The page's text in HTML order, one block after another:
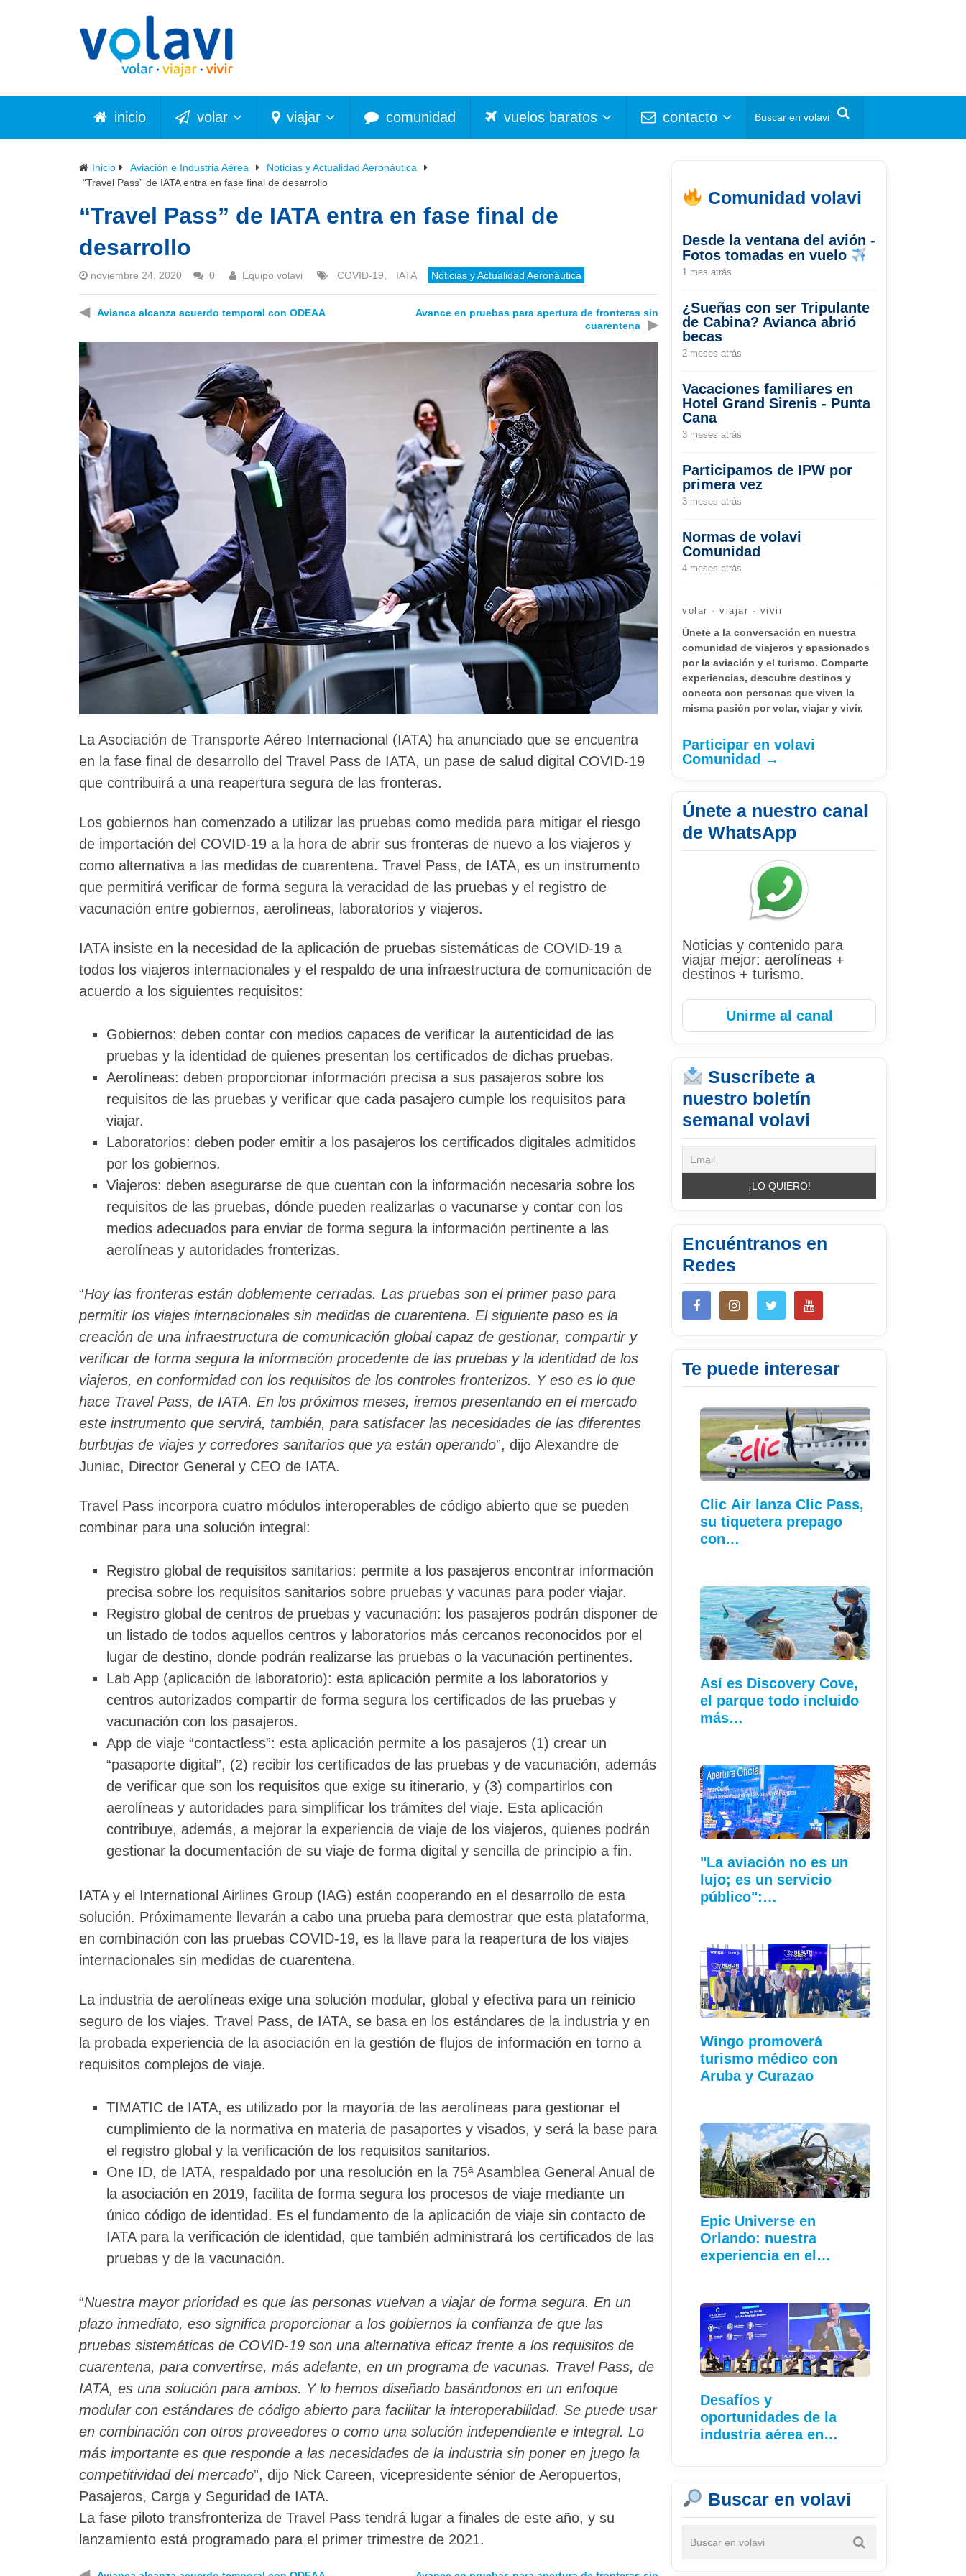
inicio volar viajar comunidad vuelos baratos contacto
Inicio Aviación e Industria Aérea
Noticias y Actualidad Aeronáutica
“Travel Pass” de IATA entra en fase final de desarrollo
“Travel Pass” de IATA entra en fase final de
desarrollo
noviembre 24, 2020 0 Equipo volavi COVID-19 IATA Noticias y Actualidad Aeronáutica
◀ Avianca alcanza acuerdo temporal con ODEAA
Avance en pruebas para apertura de fronteras sin
cuarentena
▶
La Asociación de Transporte Aéreo Internacional (IATA) ha anunciado que se encuentra
en la fase final de desarrollo del Travel Pass de IATA, un pase de salud digital COVID-19
que contribuirá a una reapertura segura de las fronteras.
Los gobiernos han comenzado a utilizar las pruebas como medida para mitigar el riesgo
de importación del COVID-19 a la hora de abrir sus fronteras de nuevo a los viajeros y
como alternativa a las medidas de cuarentena. Travel Pass, de IATA, es un instrumento
que permitirá verificar de forma segura la veracidad de las pruebas y el registro de
vacunación entre gobiernos, aerolíneas, laboratorios y viajeros.
IATA insiste en la necesidad de la aplicación de pruebas sistemáticas de COVID-19 a
todos los viajeros internacionales y el respaldo de una infraestructura de comunicación de
acuerdo a los siguientes requisitos:
Gobiernos: deben contar con medios capaces de verificar la autenticidad de las
pruebas y la identidad de quienes presentan los certificados de dichas pruebas.
Aerolíneas: deben proporcionar información precisa a sus pasajeros sobre los
requisitos de las pruebas y verificar que cada pasajero cumple los requisitos para
viajar.
Laboratorios: deben poder emitir a los pasajeros los certificados digitales admitidos
por los gobiernos.
Viajeros: deben asegurarse de que cuentan con la información necesaria sobre los
requisitos de las pruebas, dónde pueden realizarlas o vacunarse y contar con los
medios adecuados para enviar de forma segura la información pertinente a las
aerolíneas y autoridades fronterizas.
“Hoy las fronteras están doblemente cerradas. Las pruebas son el primer paso para
permitir los viajes internacionales sin medidas de cuarentena. El siguiente paso es la
creación de una infraestructura de comunicación global capaz de gestionar, compartir y
verificar de forma segura la información procedente de las pruebas y la identidad de los
viajeros, en conformidad con los requisitos de los controles fronterizos. Y eso es lo que
hace Travel Pass, de IATA. En los próximos meses, iremos presentando en el mercado
este instrumento que servirá, también, para satisfacer las necesidades de las diferentes
burbujas de viajes y corredores sanitarios que ya están operando”, dijo Alexandre de
Juniac, Director General y CEO de IATA.
Travel Pass incorpora cuatro módulos interoperables de código abierto que se pueden
combinar para una solución integral:
Registro global de requisitos sanitarios: permite a los pasajeros encontrar información
precisa sobre los requisitos sanitarios sobre pruebas y vacunas para poder viajar.
Registro global de centros de pruebas y vacunación: los pasajeros podrán disponer de
un listado de todos aquellos centros y laboratorios más cercanos reconocidos por el
lugar de destino, donde podrán realizarse las pruebas o la vacunación pertinentes.
Lab App (aplicación de laboratorio): esta aplicación permite a los laboratorios y
centros autorizados compartir de forma segura los certificados de las pruebas y
vacunación con los pasajeros.
App de viaje “contactless”: esta aplicación permite a los pasajeros (1) crear un
“pasaporte digital”, (2) recibir los certificados de las pruebas y de vacunación, además
de verificar que son los requisitos que exige su itinerario, y (3) compartirlos con
aerolíneas y autoridades para simplificar los trámites del viaje. Esta aplicación
contribuye, además, a mejorar la experiencia de viaje de los viajeros, quienes podrán
gestionar la documentación de su viaje de forma digital y sencilla de principio a fin.
IATA y el International Airlines Group (IAG) están cooperando en el desarrollo de esta
solución. Próximamente llevarán a cabo una prueba para demostrar que esta plataforma,
en combinación con las pruebas COVID-19, es la llave para la reapertura de los viajes
internacionales sin medidas de cuarentena.
La industria de aerolíneas exige una solución modular, global y efectiva para un reinicio
seguro de los viajes. Travel Pass, de IATA, se basa en los estándares de la industria y en
la probada experiencia de la asociación en la gestión de flujos de información en torno a
requisitos complejos de viaje.
TIMATIC de IATA, es utilizado por la mayoría de las aerolíneas para gestionar el
cumplimiento de la normativa en materia de pasaportes y visados, y será la base para
el registro global y la verificación de los requisitos sanitarios.
One ID, de IATA, respaldado por una resolución en la 75ª Asamblea General Anual de
la asociación en 2019, facilita de forma segura los procesos de viaje mediante un
único código de identidad. Es el fundamento de la aplicación de viaje sin contacto de
IATA para la verificación de identidad, que también administrará los certificados de las
pruebas y de la vacunación.
“Nuestra mayor prioridad es que las personas vuelvan a viajar de forma segura. En un
plazo inmediato, eso significa proporcionar a los gobiernos la confianza de que las
pruebas sistemáticas de COVID-19 son una alternativa eficaz frente a los requisitos de
cuarentena, para convertirse, más adelante, en un programa de vacunas. Travel Pass, de
IATA, es una solución para ambos. Y lo hemos diseñado basándonos en un enfoque
modular con estándares de código abierto para facilitar la interoperabilidad. Se puede usar
en combinación con otros proveedores o como una solución independiente e integral. Lo
más importante es que responde a las necesidades de la industria sin poner en juego la
competitividad del mercado”, dijo Nick Careen, vicepresidente sénior de Aeropuertos,
Pasajeros, Carga y Seguridad de IATA.
La fase piloto transfronteriza de Travel Pass tendrá lugar a finales de este año, y su
lanzamiento está programado para el primer trimestre de 2021.
Comunidad volavi
Desde la ventana del avión -
Fotos tomadas en vuelo
1 mes atrás
¿Sueñas con ser Tripulante
de Cabina? Avianca abrió
becas
2 meses atrás
Vacaciones familiares en
Hotel Grand Sirenis - Punta
Cana
3 meses atrás
Participamos de IPW por
primera vez
3 meses atrás
Normas de volavi
Comunidad
4 meses atrás
volar · viajar · vivir
Únete a la conversación en nuestra
comunidad de viajeros y apasionados
por la aviación y el turismo. Comparte
experiencias, descubre destinos y
conecta con personas que viven la
misma pasión por volar, viajar y vivir.
Participar en volavi
Comunidad →
Únete a nuestro canal
de WhatsApp
Noticias y contenido para
viajar mejor: aerolíneas +
destinos + turismo.
Unirme al canal
Suscríbete a
nuestro boletín
semanal volavi
Encuéntranos en
Redes
Te puede interesar
Clic Air lanza Clic Pass,
su tiquetera prepago
con…
Así es Discovery Cove,
el parque todo incluido
más…
"La aviación no es un
lujo; es un servicio
público":…
Wingo promoverá
turismo médico con
Aruba y Curazao
Epic Universe en
Orlando: nuestra
experiencia en el…
Desafíos y
oportunidades de la
industria aérea en…
Buscar en volavi